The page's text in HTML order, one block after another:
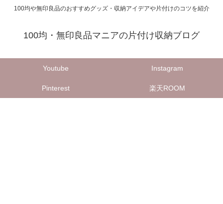
100均や無印良品のおすすめグッズ・収納アイデアや片付けのコツを紹介
100均・無印良品マニアの片付け収納ブログ
Youtube Instagram
Pinterest 楽天ROOM